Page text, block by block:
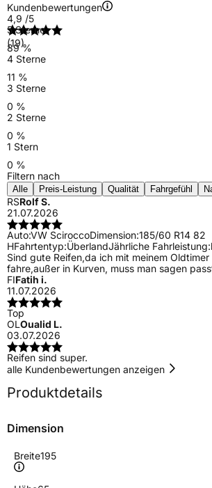
Kundenbewertungen
4,9 /5
(19)
5 Sterne
89 %
4 Sterne
11 %
3 Sterne
0 %
2 Sterne
0 %
1 Stern
0 %
Filtern nach
Alle Preis-Leistung Qualität Fahrgefühl
RSRolf S.
21.07.2026
Auto:VW SciroccoDimension:185/60 R14 82
HFahrtentyp:ÜberlandJährliche Fahrleistung:
Sind gute Reifen,da ich mit meinem
fahre,außer in Kurven, muss man sagen
FIFatih i.
11.07.2026
Top
OLOualid L.
03.07.2026
Reifen sind super.
alle Kundenbewertungen anzeigen
Produktdetails
Dimension
Breite195